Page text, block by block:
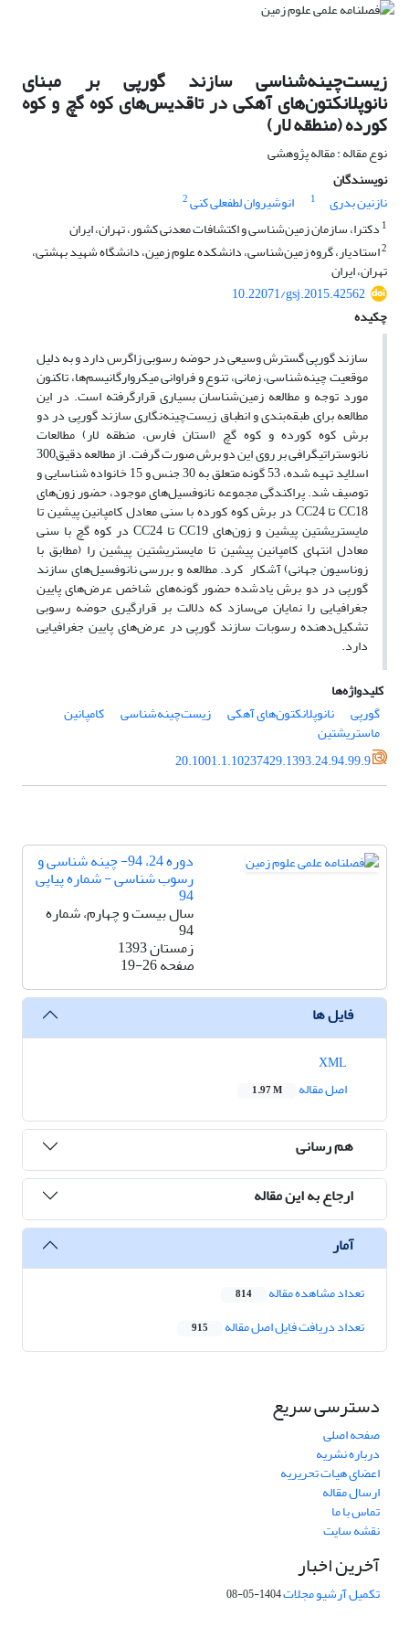
زیست‌چینه‌شناسی سازند گورپی بر مبنای
نانوپلانکتون‌های آهکی در تاقدیس‌های کوه گچ و کوه
کورده (منطقه لار)
نوع مقاله : مقاله پژوهشی
نویسندگان
نازنین بدری
1 انوشیروان لطفعلی کنی2
1 دکترا، سازمان زمین‌شناسی و اکتشافات معدنی کشور، تهران، ایران
2استادیار، گروه زمین‌شناسی، دانشکده علوم زمین، دانشگاه شهید بهشتی،
تهران، ایران
10.22071/gsj.2015.42562
چکیده
سازند گورپی گسترش وسیعی در حوضه رسوبی زاگرس دارد و به دلیل
موقعیت چینه‌شناسی، زمانی، تنوع و فراوانی میکروارگانیسم‌ها، تاکنون
مورد توجه و مطالعه زمین‌شناسان بسیاری قرارگرفته است. در این
مطالعه برای طبقه‌بندی و انطباق زیست‌چینه‌نگاری سازند گورپی در دو
برش کوه کورده و کوه گچ (استان فارس، منطقه لار) مطالعات
نانوستراتیگرافی بر روی این دو برش صورت گرفت. از مطالعه دقیق300
اسلاید تهیه شده، 53 گونه متعلق به 30 جنس و 15 خانواده شناسایی و
توصیف شد. پراکندگی مجموعه نانوفسیل‌های موجود، حضور زون‌های
CC18 تا CC24 در برش کوه کورده با سنی معادل کامپانین پیشین تا
مایستریشتین پیشین و زون‌های CC19 تا CC24 در کوه گچ با سنی
معادل انتهای کامپانین پیشین تا مایستریشتین پیشین را (مطابق با
زوناسیون جهانی) آشکار کرد. مطالعه و بررسی نانوفسیل‌های سازند
گورپی در دو برش یادشده حضور گونه‌های شاخص عرض‌های پایین
جغرافیایی را نمایان می‌سازد که دلالت بر قرارگیری حوضه رسوبی
تشکیل‌دهنده رسوبات سازند گورپی در عرض‌های پایین جغرافیایی
دارد.
کلیدواژه‌ها
گورپی
نانوپلانکتون‌های آهکی زیست‌چینه‌شناسی کامپانین
ماستریشتین
20.1001.1.10237429.1393.24.94.99.9
دوره 24، 94- چینه شناسی و
رسوب شناسی - شماره پیاپی
94
سال بیست و چهارم، شماره
94
زمستان 1393
صفحه19-26
فایل ها
اصل مقاله
1.97 M
هم رسانی
ارجاع به این مقاله
آمار
تعداد مشاهده مقاله 814
تعداد دریافت فایل اصل مقاله 915
دسترسی سریع
صفحه اصلی
درباره نشریه
اعضای هیات تحریریه
ارسال مقاله
تماس با ما
نقشه سایت
آخرین اخبار
تکمیل آرشیو مجلات1404-05-08